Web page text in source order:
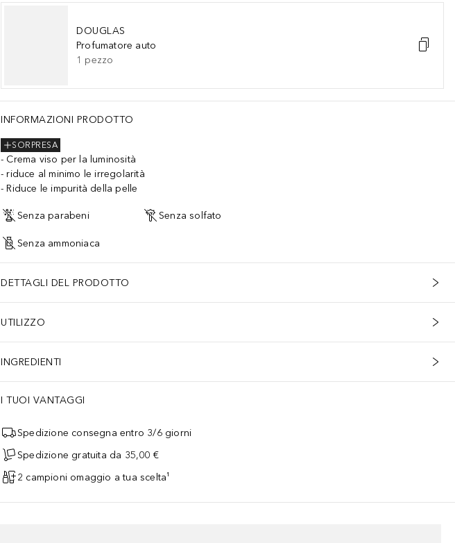
DOUGLAS
Profumatore auto
1 pezzo
INFORMAZIONI PRODOTTO
SORPRESA
Crema viso per la luminosità
riduce al minimo le irregolarità
Riduce le impurità della pelle
Senza parabeni Senza solfato
Senza ammoniaca
DETTAGLI DEL PRODOTTO
UTILIZZO
INGREDIENTI
I TUOI VANTAGGI
Spedizione consegna entro 3/6 giorni
Spedizione gratuita da 35,00 €
2 campioni omaggio a tua scelta¹